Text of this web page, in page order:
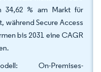
34,62 % am Markt für
während Secure Access
bis 2031 eine CAGR
On-Premises-